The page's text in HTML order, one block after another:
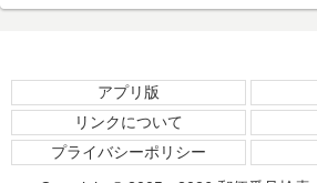
アプリ版
リンクについて
プライバシーポリシー